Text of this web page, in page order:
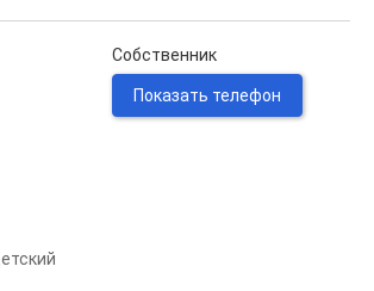
Собственник
Показать телефон